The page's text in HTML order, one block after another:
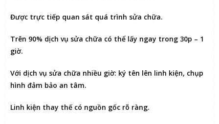
Được trực tiếp quan sát quá trình sửa chữa.
Trên 90% dịch vụ sửa chữa có thể lấy ngay trong 30p – 1
giờ.
Với dịch vụ sửa chữa nhiều giờ: ký tên lên linh kiện, chụp
hình đảm bảo an tâm.
Linh kiện thay thế có nguồn gốc rõ ràng.